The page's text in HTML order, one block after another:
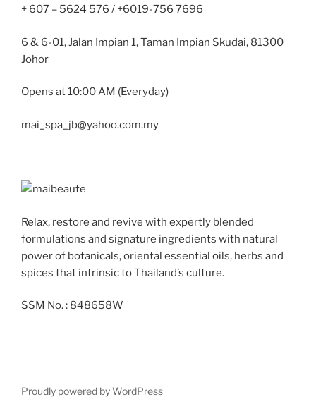
+ 607 – 5624 576 / +6019-756 7696
6 & 6-01, Jalan Impian 1, Taman Impian Skudai, 81300
Johor
Opens at 10:00 AM (Everyday)
mai_spa_jb@yahoo.com.my
Relax, restore and revive with expertly blended
formulations and signature ingredients with natural
power of botanicals, oriental essential oils, herbs and
spices that intrinsic to Thailand’s culture.
SSM No. : 848658W
Proudly powered by WordPress